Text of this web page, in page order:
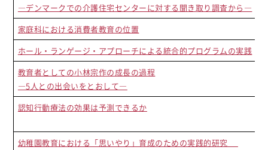
―デンマークでの介護住宅センターに対する聞き取り調査から―
家庭科における消費者教育の位置
ホール・ランゲージ・アプローチによる統合的プログラムの実践
教育者としての小林宗作の成長の過程
―5人との出会いをとおして―
認知行動療法の効果は予測できるか
幼稚園教育における「思いやり」育成のための実践的研究